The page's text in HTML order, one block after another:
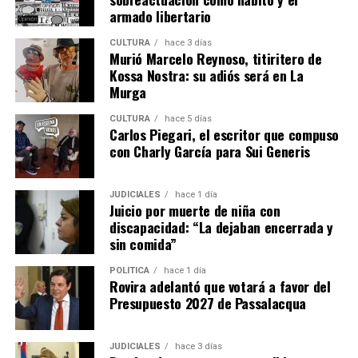
Esther Leiva trabajó como empleada doméstica en la casa donde
Belén vivió un tiempo con su madre.
“Vivía en abandono total”
Esa empleada se trata deEsther Leiva, más conocida
como “Gordi”, que declaró después de Balmaceda.
“Vengo acá a ratificar todo lo que ya conté”, avisó y
aseguró “me acuerdo de todo como si fuese ayer”.
El testimonio de Leiva reviste de gran interés dado que
se trata de la única persona externa al grupo familiar
que conoció en forma directa las condiciones en las que
armado libertario
CULTURA hace 3 días
Murió Marcelo Reynoso, titiritero de
Kossa Nostra: su adiós será en La
Murga
CULTURA hace 5 días
Carlos Piegari, el escritor que compuso
con Charly García para Sui Generis
JUDICIALES hace 1 día
Juicio por muerte de niña con
discapacidad: “La dejaban encerrada y
sin comida”
POLÍTICA hace 1 día
Rovira adelantó que votará a favor del
Presupuesto 2027 de Passalacqua
JUDICIALES hace 3 días